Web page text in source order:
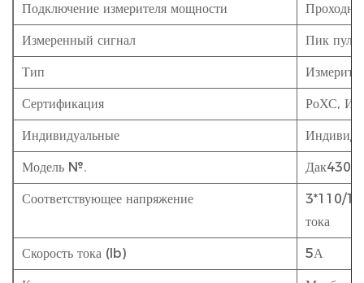
Подключение измерителя мощности
Измеренный сигнал Пик
Тип
Сертификация РоХС,
Индивидуальные
Модель №.
Соответствующее напряжение
3*110/
тока
Скорость тока (Ib) 5А